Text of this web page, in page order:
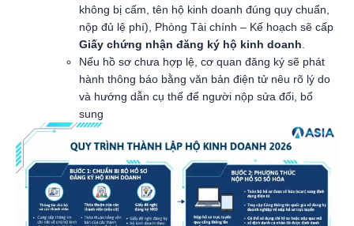
không bị cấm, tên hộ kinh doanh đúng quy chuẩn,
nộp đủ lệ phí), Phòng Tài chính – Kế hoạch sẽ cấp
Giấy chứng nhận đăng ký hộ kinh doanh
Nếu hồ sơ chưa hợp lệ, cơ quan đăng ký sẽ phát
hành thông báo bằng văn bản điện tử nêu rõ lý do
và hướng dẫn cụ thể để người nộp sửa đổi, bổ
sung